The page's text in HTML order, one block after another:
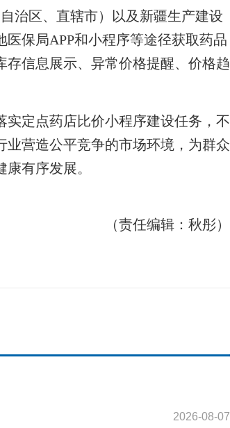
治区、直辖市）以及新疆生产建设
医保局APP和小程序等途径获取药品
存信息展示、异常价格提醒、价格趋
定点药店比价小程序建设任务，不
营造公平竞争的市场环境，为群众
有序发展。
（责任编辑：秋彤）
2026-08-07